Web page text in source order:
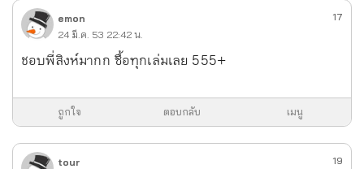
emon
24 มี.ค. 53 22:42 น.
17
ชอบพี่สิงห์มากก ซื้อทุกเล่มเลย 555+
ถูกใจ ตอบกลับ เมนู
tour
19